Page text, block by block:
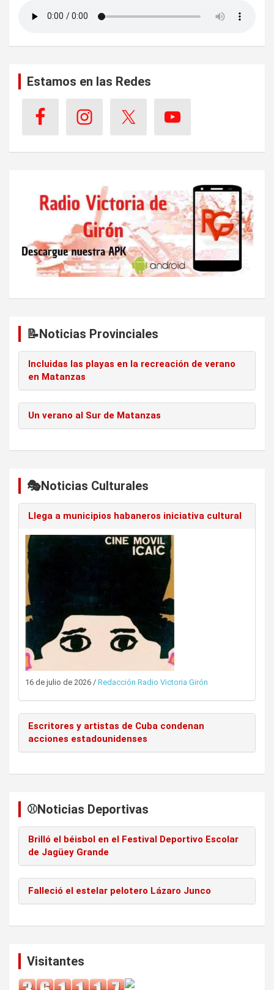
Estamos en las Redes
📝Noticias Provinciales
Incluidas las playas en la recreación de verano
en Matanzas
Un verano al Sur de Matanzas
🎭Noticias Culturales
Llega a municipios habaneros iniciativa cultural
16 de julio de 2026 / Redacción Radio Victoria Girón
Escritores y artistas de Cuba condenan
acciones estadounidenses
⚾️Noticias Deportivas
Brilló el béisbol en el Festival Deportivo Escolar
de Jagüey Grande
Falleció el estelar pelotero Lázaro Junco
Visitantes